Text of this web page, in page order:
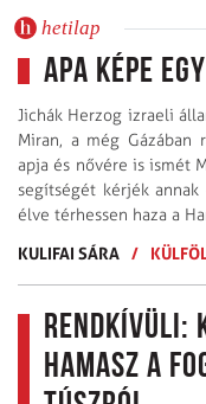
hetilap
Apa képe
Jichák Herzog izraeli
Miran, a még Gázában
apja és nővére is ismét
segítségét kérjék
élve térhessen haza a
KULIFAI SÁRA /
Rendkívüli:
Hamasz a